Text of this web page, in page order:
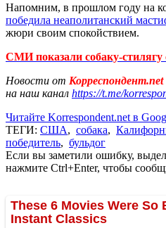
Напомним, в прошлом году на
победила неаполитанский
жюри своим спокойствием.
СМИ показали собаку-
Новости от Корреспондент.net
на наш канал https://t.me/
Читайте Korrespondent.net в
ТЕГИ: США, собака,
победитель, бульдог
Если вы заметили ошибку,
нажмите Ctrl+Enter, чтобы